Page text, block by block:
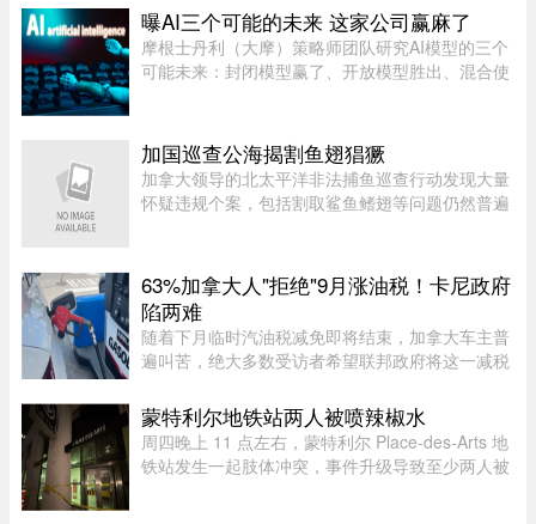
有 53% 的人表示毕业三个月内找到工作。图片：
RICHARD LAM /PNG在今年的 MB ...
曝AI三个可能的未来 这家公司赢麻了
摩根士丹利（大摩）策略师团队研究AI模型的三个
可能未来：封闭模型赢了、开放模型胜出、混合使
布的分析研究，指出AI市场 ...
加国巡查公海揭割鱼翅猖獗
加拿大领导的北太平洋非法捕鱼巡查行动发现大量
怀疑违规个案，包括割取鲨鱼鳍翅等问题仍然普遍
可能违规个案；去年则在检 ...
63%加拿大人"拒绝"9月涨油税！卡尼政府
陷两难
随着下月临时汽油税减免即将结束，加拿大车主普
遍叫苦，绝大多数受访者希望联邦政府将这一减税
公司进行的最新调查显示，63% 的加拿大人希望总
理卡尼（Mark Carney）将 ...
蒙特利尔地铁站两人被喷辣椒水
周四晚上 11 点左右，蒙特利尔 Place-des-Arts 地
铁站发生一起肢体冲突，事件升级导致至少两人被